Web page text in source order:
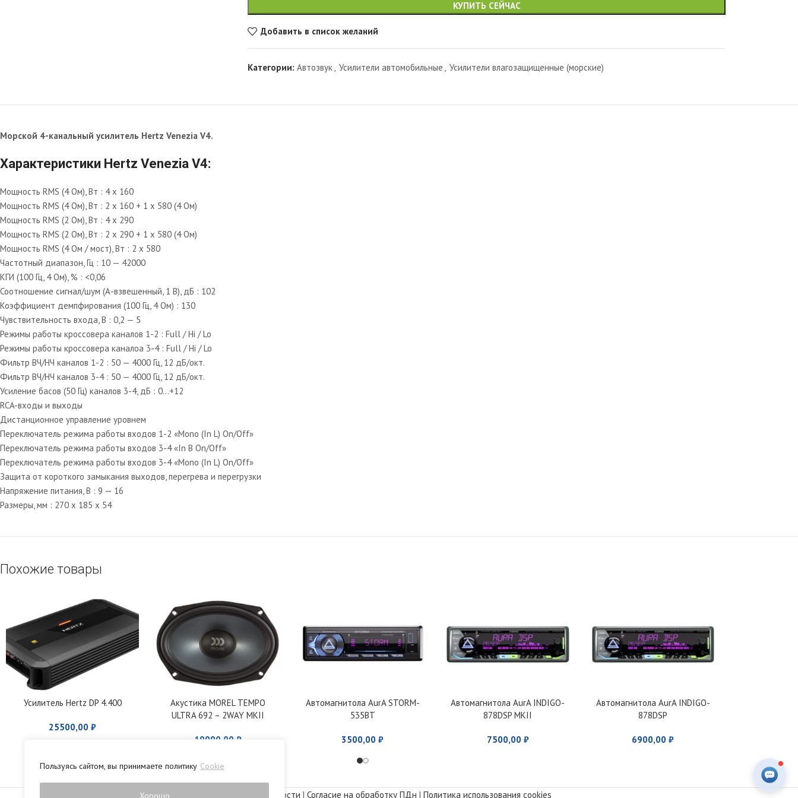
Пользуясь сайтом, вы принимаете политику Cookie
Хорошо
КУПИТЬ СЕЙЧАС
Добавить в список желаний
Категории: Автозвук Усилители автомобильные Усилители влагозащищенные (морские)
Морской 4-канальный усилитель Hertz Venezia V4.
Характеристики Hertz Venezia V4:
Мощность RMS (4 Ом), Вт : 4 x 160
Мощность RMS (4 Ом), Вт : 2 x 160 + 1 x 580 (4 Ом)
Мощность RMS (2 Ом), Вт : 4 x 290
Мощность RMS (2 Ом), Вт : 2 x 290 + 1 x 580 (4 Ом)
Мощность RMS (4 Ом / мост), Вт : 2 x 580
Частотный диапазон, Гц : 10 — 42000
КГИ (100 Гц, 4 Ом), % : <0,06
Соотношение сигнал/шум (А-взвешенный, 1 В), дБ : 102
Коэффициент демпфирования (100 Гц, 4 Ом) : 130
Чувствительность входа, В : 0,2 — 5
Режимы работы кроссовера каналов 1-2 : Full / Hi / Lo
Режимы работы кроссовера каналоа 3-4 : Full / Hi / Lo
Фильтр ВЧ/НЧ каналов 1-2 : 50 — 4000 Гц, 12 дБ/окт.
Фильтр ВЧ/НЧ каналов 3-4 : 50 — 4000 Гц, 12 дБ/окт.
Усиление басов (50 Гц) каналов 3-4, дБ : 0…+12
RCA-входы и выходы
Дистанционное управление уровнем
Переключатель режима работы входов 1-2 «Mono (In L) On/Off»
Переключатель режима работы входов 3-4 «In B On/Off»
Переключатель режима работы входов 3-4 «Mono (In L) On/Off»
Защита от короткого замыкания выходов, перегрева и перегрузки
Напряжение питания, В : 9 — 16
Размеры, мм : 270 x 185 x 54
Похожие товары
Усилитель Hertz DP 4.400
25500,00₽
Акустика MOREL TEMPO
ULTRA 692 – 2WAY MKII
19990,00 ₽
Автомагнитола AurA STORM-
535BT
3500,00₽
Автомагнитола AurA INDIGO-
878DSP MKII
7500,00 ₽
Автомагнитола AurA INDIGO-
878DSP
6900,00₽
Политика конфиденциальности | Согласие на обработку ПДн | Политика использования cookies